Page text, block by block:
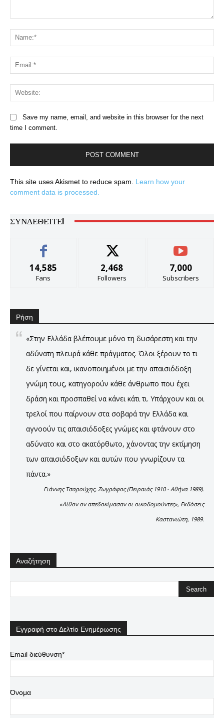
Save my name, email, and website in this browser for the next
time I comment.
This site uses Akismet to reduce spam. Learn how your
comment data is processed.
ΣΥΝΔΕΘΕΊΤΕ!
14,585
Fans
2,468
Followers
7,000
Subscribers
Ρήση
«Στην Ελλάδα βλέπουμε μόνο τη δυσάρεστη και την
αδύνατη πλευρά κάθε πράγματος. Όλοι ξέρουν το τι
δε γίνεται και, ικανοποιημένοι με την απαισιόδοξη
γνώμη τους, κατηγορούν κάθε άνθρωπο που έχει
δράση και προσπαθεί να κάνει κάτι τι. Υπάρχουν και οι
τρελοί που παίρνουν στα σοβαρά την Ελλάδα και
αγνοούν τις απαισιόδοξες γνώμες και φτάνουν στο
αδύνατο και στο ακατόρθωτο, χάνοντας την εκτίμηση
των απαισιόδοξων και αυτών που γνωρίζουν τα
πάντα.»
Γιάννης Τσαρούχης, Ζωγράφος (Πειραιάς 1910 - Αθήνα 1989).
«Λίθον ον απεδοκίμασαν οι οικοδομούντες», Εκδόσεις
Καστανιώτη, 1989.
Αναζήτηση
Εγγραφή στο Δελτίο Ενημέρωσης
Email διεύθυνση*
Όνομα